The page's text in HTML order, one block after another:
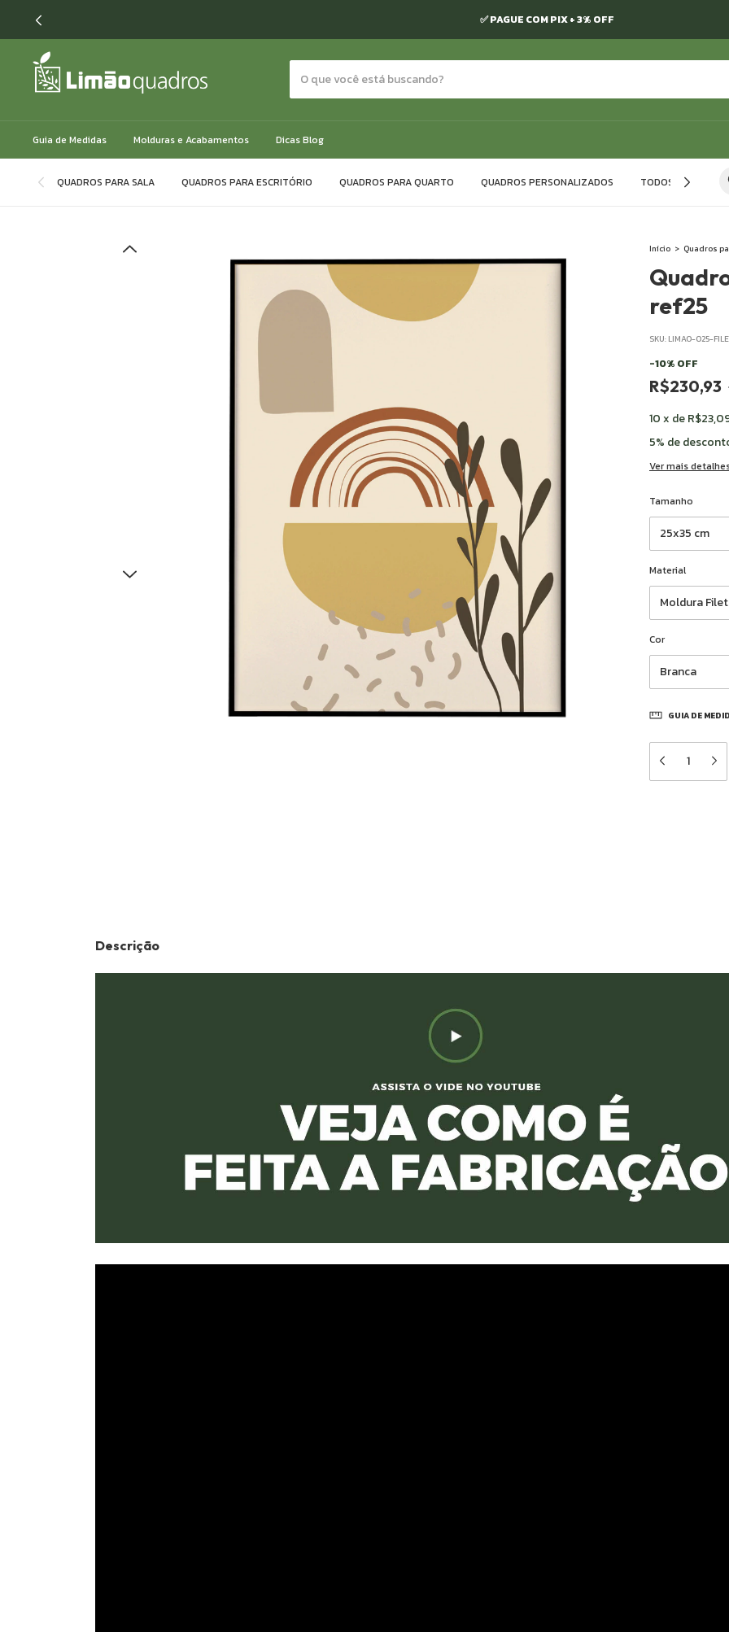
✅ PAGUE COM PIX + 3% OFF
Guia de Medidas Molduras e Acabamentos Dicas Blog
QUADROS PARA SALA QUADROS PARA ESCRITÓRIO QUADROS PARA QUARTO QUADROS PERSONALIZADOS TODOS OS
Início > Quadros
ref25
SKU: LIMAO-025-
-10% OFF
R$230,93
10x de
5% de
Ver mais
Tamanho
Material
Cor
GUIA DE
Descrição